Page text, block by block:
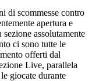
di scommesse contro
apertura e
assolutamente
ci sono tutte le
offerti dal
Live, parallela
giocate durante